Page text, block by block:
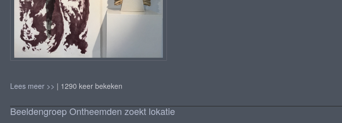
Lees meer >> | 1290 keer bekeken
Beeldengroep Ontheemden zoekt lokatie